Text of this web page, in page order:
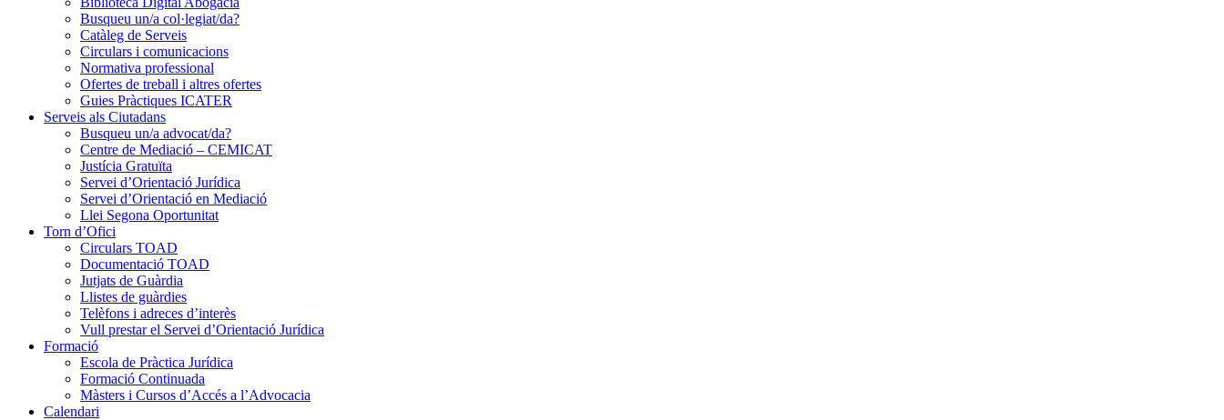
Busqueu un/a col·legiat/da?
Catàleg de Serveis
Circulars i comunicacions
Normativa professional
Ofertes de treball i altres ofertes
Guies Pràctiques ICATER
Serveis als Ciutadans
Busqueu un/a advocat/da?
Centre de Mediació – CEMICAT
Justícia Gratuïta
Servei d’Orientació Jurídica
Servei d’Orientació en Mediació
Llei Segona Oportunitat
Torn d’Ofici
Circulars TOAD
Documentació TOAD
Jutjats de Guàrdia
Llistes de guàrdies
Telèfons i adreces d’interès
Vull prestar el Servei d’Orientació Jurídica
Formació
Escola de Pràctica Jurídica
Formació Continuada
Màsters i Cursos d’Accés a l’Advocacia
Calendari